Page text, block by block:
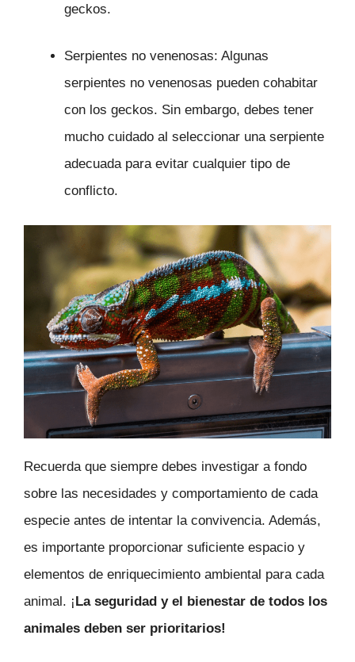
geckos.
Serpientes no venenosas: Algunas
serpientes no venenosas pueden cohabitar
con los geckos. Sin embargo, debes tener
mucho cuidado al seleccionar una serpiente
adecuada para evitar cualquier tipo de
conflicto.
Recuerda que siempre debes investigar a fondo
sobre las necesidades y comportamiento de cada
especie antes de intentar la convivencia. Además,
es importante proporcionar suficiente espacio y
elementos de enriquecimiento ambiental para cada
animal. ¡La seguridad y el bienestar de todos los
animales deben ser prioritarios!